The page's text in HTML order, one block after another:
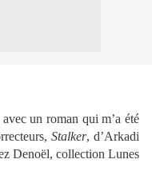
un roman qui m’a été
Stalker, d’Arkadi
Denoël, collection Lunes